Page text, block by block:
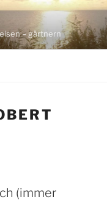
– gärtnern
(immer